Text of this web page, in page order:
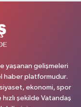
yaşanan gelişmeleri
haber platformudur.
ekonomi, spor
şekilde Vatandaş